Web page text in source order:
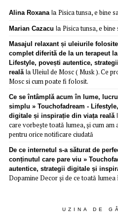
Alina Roxanala Pisica tunsa, e bine
Marian Cazacu la Pisica tunsa, e
Masajul relaxant și uleiurile
complet diferită de la un terapeut
Lifestyle, povești autentice,
realălaUleiul de Mosc ( Musk ). Ce
Mosc si cum poate fi folosit.
Ce se întâmplă acum în lume,
simplu » Touchofadream -
digitale și inspirație din viața reală
care vorbește toată lumea, și cum am
pentru orice notificare ciudată
De ce internetul s-a săturat de
conținutul care pare viu »
autentice, strategii digitale și
Dopamine Decor și de ce toată lumea
UZINA DE